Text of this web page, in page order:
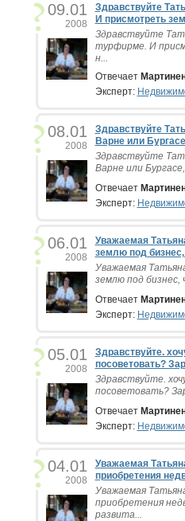
09.01
2008
Здравствуйте
И присмотреть
Здравствуйте
турфирме. И
н...
Отвечает
Эксперт:
08.01
2008
Здравствуйте
Варне или
Здравствуйте
Варне или
Отвечает
Эксперт:
06.01
2008
Уважаемая
землю под
Уважаемая
землю под бизнес,
Отвечает
Эксперт:
05.01
2008
Здравствуйте.
посоветовать?
Здравствуйте.
посоветовать?
Отвечает
Эксперт:
04.01
2008
Уважаемая
приобретения
Уважаемая
приобретения
развита...